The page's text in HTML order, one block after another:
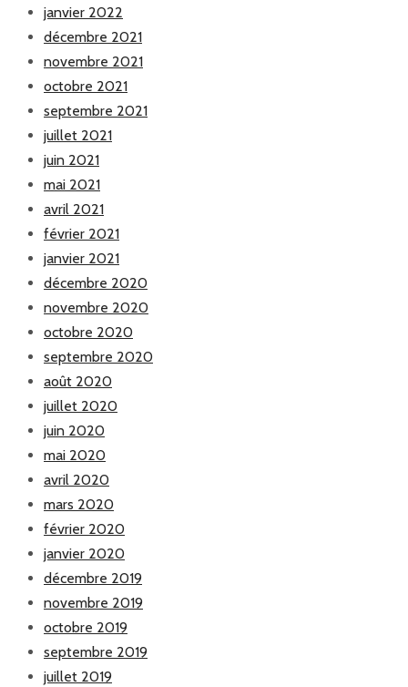
janvier 2022
décembre 2021
novembre 2021
octobre 2021
septembre 2021
juillet 2021
juin 2021
mai 2021
avril 2021
février 2021
janvier 2021
décembre 2020
novembre 2020
octobre 2020
septembre 2020
août 2020
juillet 2020
juin 2020
mai 2020
avril 2020
mars 2020
février 2020
janvier 2020
décembre 2019
novembre 2019
octobre 2019
septembre 2019
juillet 2019